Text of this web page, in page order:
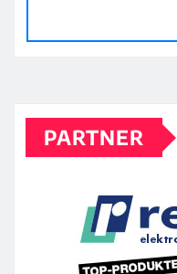
PARTNER